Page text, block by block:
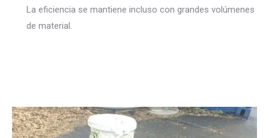
La eficiencia se mantiene incluso con grandes volúmenes
de material.